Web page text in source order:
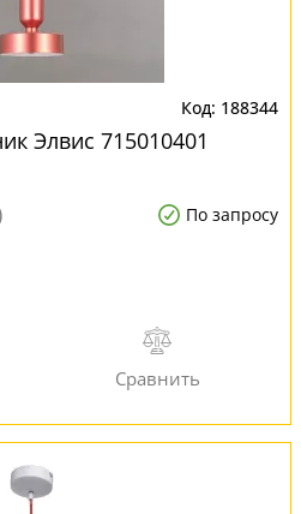
188344
Элвис 715010401
По запросу